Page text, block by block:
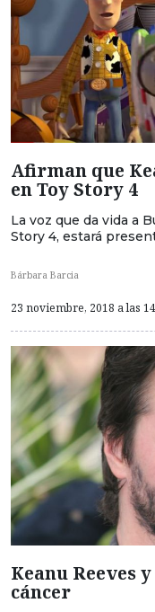
Afirman que
en Toy Story 4
La voz que da vida a
Story 4, estará
Bárbara Barcia
23 noviembre, 2018 a las
Keanu Reeves
cáncer